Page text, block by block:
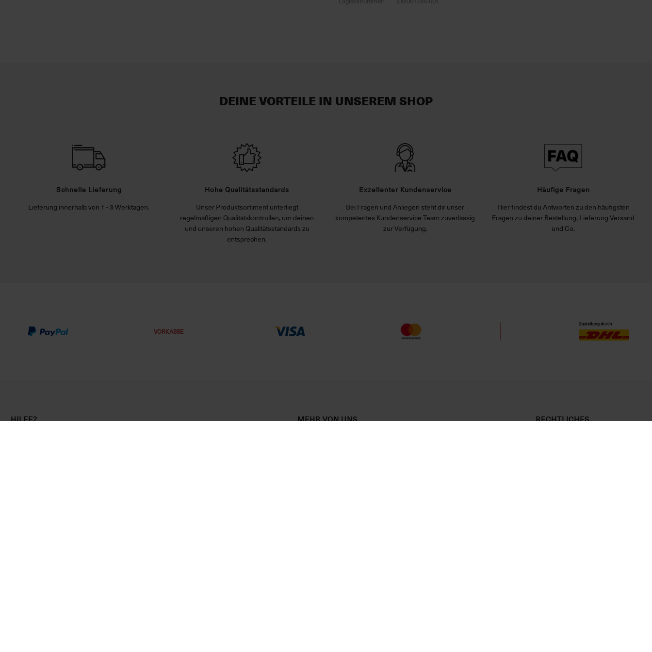
DEINE VORTEILE IN UNSEREM SHOP
Schnelle Lieferung
Lieferung innerhalb von 1 - 3 Werktagen.
Hohe Qualitätsstandards
Unser Produktsortiment unterliegt
regelmäßigen Qualitätskontrollen, um deinen
und unseren hohen Qualitätsstandards zu
entsprechen.
Exzellenter Kundenservice
Bei Fragen und Anliegen steht dir unser
kompetentes Kundenservice-Team zuverlässig
zur Verfügung.
Häufige Fragen
Hier findest du Antworten zu den häufigsten
Fragen zu deiner Bestellung, Lieferung Versand
und Co.
VORKASSE
HILFE? MEHR VON UNS RECHTLICHES